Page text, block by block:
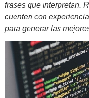
frases que interpretan.
cuenten con
para generar las